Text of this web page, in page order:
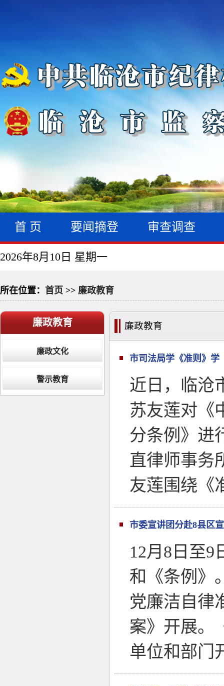
首 页 要闻摘登 审查调查
2026年8月10日 星期一
所在位置： 首页 >> 廉政教育
廉政教育
廉政文化
警示教育
廉政教育
市司法局学《准则》学
近日，临沧
苏友莲对《
分条例》进
直律师事务
友莲围绕《
市委宣讲团分赴8县区
12月8日至9
和《条例》
党廉洁自律
案》开展。
单位和部门